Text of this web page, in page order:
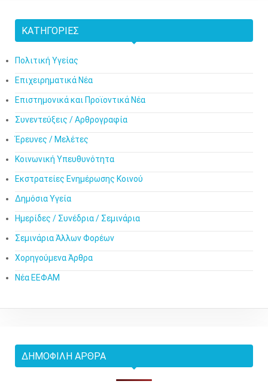
ΚΑΤΗΓΟΡΊΕΣ
Πολιτική Υγείας
Επιχειρηματικά Νέα
Επιστημονικά και Προϊοντικά Νέα
Συνεντεύξεις / Αρθρογραφία
Έρευνες / Μελέτες
Κοινωνική Υπευθυνότητα
Εκστρατείες Ενημέρωσης Κοινού
Δημόσια Υγεία
Ημερίδες / Συνέδρια / Σεμινάρια
Σεμινάρια Άλλων Φορέων
Χορηγούμενα Άρθρα
Νέα ΕΕΦΑΜ
ΔΗΜΟΦΙΛΉ ΆΡΘΡΑ